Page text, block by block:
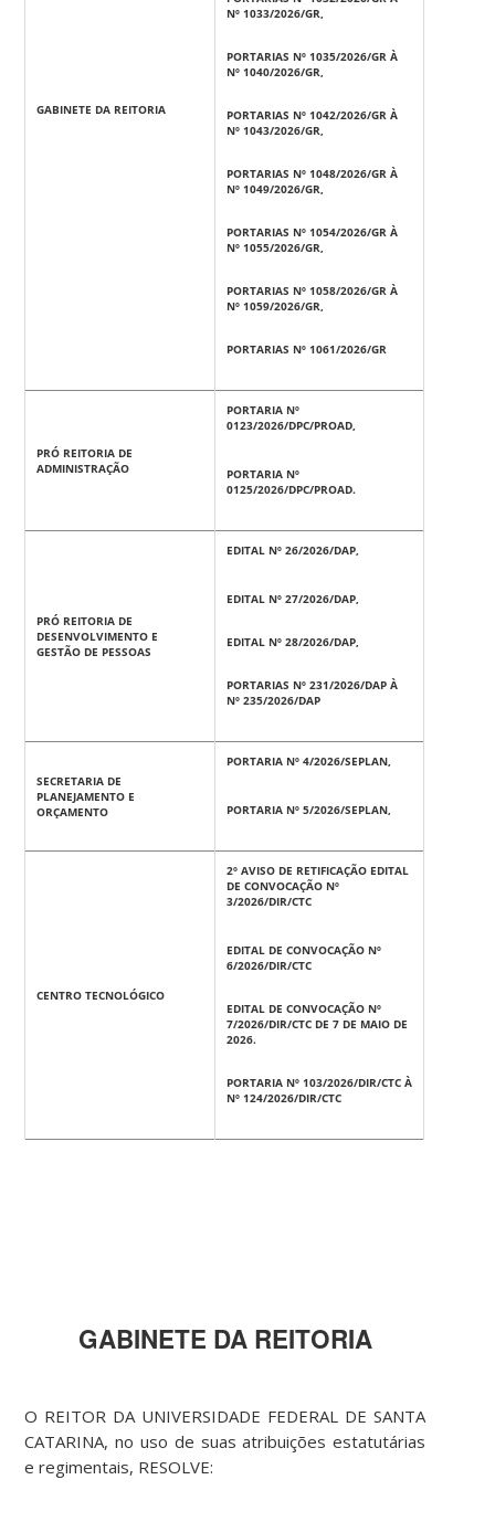
GABINETE DA REITORIA
Nº 1033/2026/GR,
PORTARIAS Nº 1035/2026/GR À
Nº 1040/2026/GR,
PORTARIAS Nº 1042/2026/GR À
Nº 1043/2026/GR,
PORTARIAS Nº 1048/2026/GR À
Nº 1049/2026/GR,
PORTARIAS Nº 1054/2026/GR À
Nº 1055/2026/GR,
PORTARIAS Nº 1058/2026/GR À
Nº 1059/2026/GR,
PORTARIAS Nº 1061/2026/GR
PRÓ REITORIA DE
ADMINISTRAÇÃO
PORTARIA Nº
0123/2026/DPC/PROAD,
PORTARIA Nº
0125/2026/DPC/PROAD.
PRÓ REITORIA DE
DESENVOLVIMENTO E
GESTÃO DE PESSOAS
EDITAL Nº 26/2026/DAP,
EDITAL Nº 27/2026/DAP,
EDITAL Nº 28/2026/DAP,
PORTARIAS Nº 231/2026/DAP À
Nº 235/2026/DAP
SECRETARIA DE
PLANEJAMENTO E
ORÇAMENTO
PORTARIA Nº 4/2026/SEPLAN,
PORTARIA Nº 5/2026/SEPLAN,
CENTRO TECNOLÓGICO
2º AVISO DE RETIFICAÇÃO EDITAL
DE CONVOCAÇÃO Nº
3/2026/DIR/CTC
EDITAL DE CONVOCAÇÃO Nº
6/2026/DIR/CTC
EDITAL DE CONVOCAÇÃO Nº
7/2026/DIR/CTC DE 7 DE MAIO DE
2026.
PORTARIA Nº 103/2026/DIR/CTC À
Nº 124/2026/DIR/CTC
GABINETE DA REITORIA
O REITOR DA UNIVERSIDADE FEDERAL DE SANTA
CATARINA, no uso de suas atribuições estatutárias
e regimentais, RESOLVE: